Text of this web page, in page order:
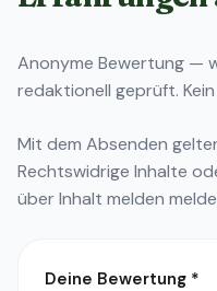
Anonyme Bewertung —
redaktionell geprüft.
Mit dem Absenden
Rechtswidrige Inhalte
überInhalt melden
Deine Bewertung *